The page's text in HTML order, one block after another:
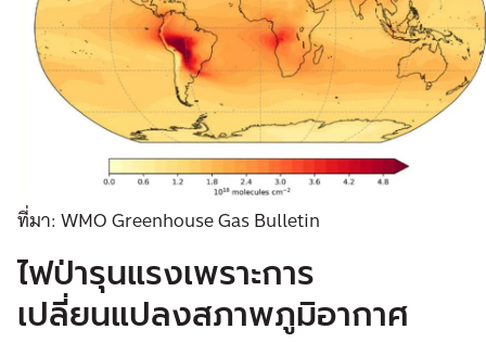
ที่มา: WMO Greenhouse Gas Bulletin
ไฟป่ารุนแรงเพราะการ
เปลี่ยนแปลงสภาพภูมิอากาศ